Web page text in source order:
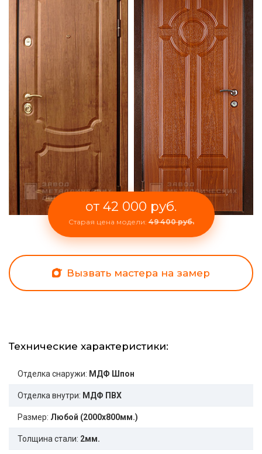
от 42 000 руб.
Старая цена модели:49 400 руб.
Вызвать мастера на замер
Технические характеристики:
Отделка снаружи: МДФ Шпон
Отделка внутри: МДФ ПВХ
Размер: Любой (2000x800мм.)
Толщина стали: 2мм.